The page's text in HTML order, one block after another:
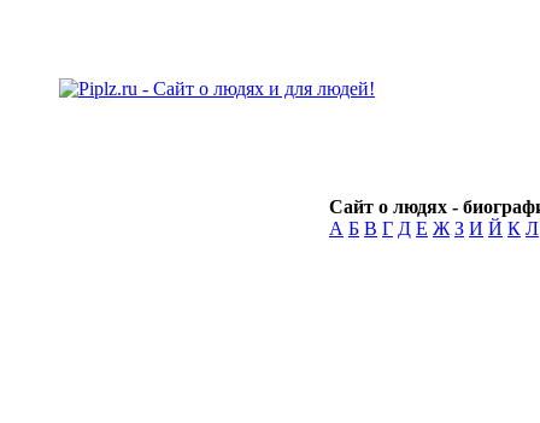
Сайт о людях -
А Б В Г Д Е Ж З И Й К Л